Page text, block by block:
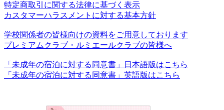
特定商取引に関する法律に基づく表示
カスタマーハラスメントに対する基本方針
学校関係者の皆様向けの資料をご用意しております
プレミアムクラブ・ルミエールクラブの皆様へ
「未成年の宿泊に対する同意書」日本語版はこちら
「未成年の宿泊に対する同意書」英語版はこちら